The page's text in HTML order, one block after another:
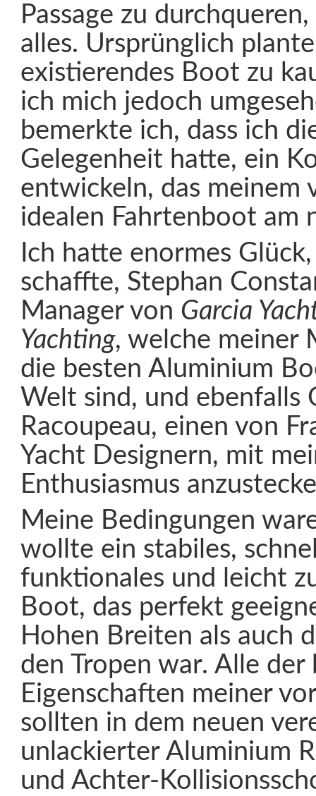
Passage zu
alles. Ursprünglich
existierendes Boot zu
ich mich jedoch
bemerkte ich, dass ich
Gelegenheit hatte, ein
entwickeln, das meinem
idealen Fahrtenboot am
Ich hatte enormes
schaffte, Stephan
Manager von Garcia
Yachting, welche meiner
die besten Aluminium
Welt sind, und ebenfalls
Racoupeau, einen von
Yacht Designern, mit
Enthusiasmus
Meine Bedingungen
wollte ein stabiles,
funktionales und leicht
Boot, das perfekt
Hohen Breiten als auch
den Tropen war. Alle der
Eigenschaften meiner
sollten in dem neuen
unlackierter Aluminium
und Achter-